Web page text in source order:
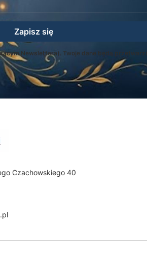
Zapisz się
Newslettera). Twoje dane będą
Czachowskiego 40